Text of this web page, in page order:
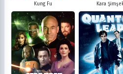
Kung Fu Kara